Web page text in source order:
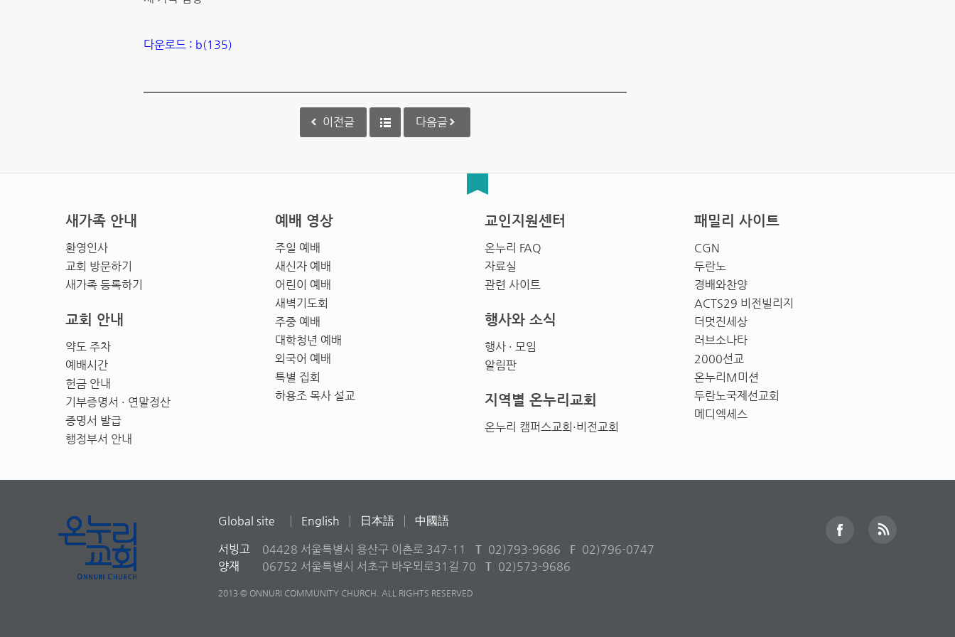
다운로드 : b(135)
이전글 다음글
새가족 안내
환영인사
교회 방문하기
새가족 등록하기
예배 영상
주일 예배
새신자 예배
어린이 예배
새벽기도회
주중 예배
대학청년 예배
외국어 예배
특별 집회
하용조 목사 설교
교인지원센터
온누리 FAQ
자료실
관련 사이트
패밀리 사이트
CGN
두란노
경배와찬양
ACTS29 비전빌리지
더멋진세상
러브소나타
2000선교
온누리M미션
두란노국제선교회
메디엑세스
교회 안내
약도 주차
예배시간
헌금 안내
기부증명서 · 연말정산
증명서 발급
행정부서 안내
행사와 소식
행사 · 모임
알림판
지역별 온누리교회
온누리 캠퍼스교회·비전교회
Global site English 日本語 中國語
서빙고 04428 서울특별시 용산구 이촌로 347-11 T 02)793-9686 F 02)796-0747
양재
06752 서울특별시 서초구 바우뫼로31길 70 T 02)573-9686
2013 © ONNURI COMMUNITY CHURCH. ALL RIGHTS RESERVED